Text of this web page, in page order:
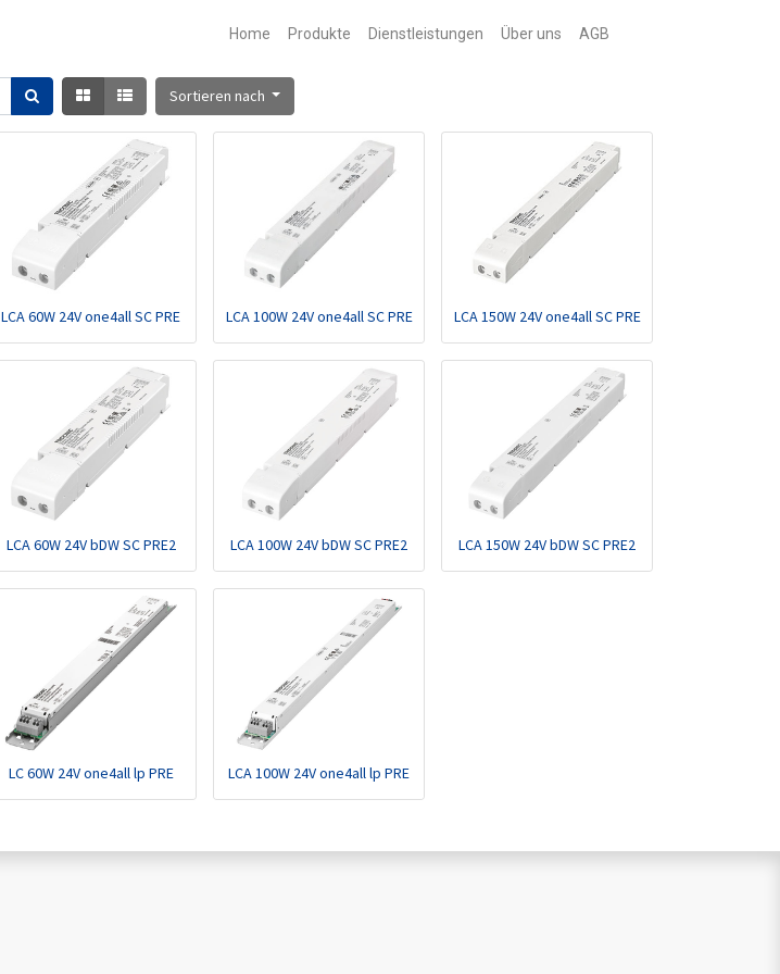
Home Produkte Dienstleistungen Über uns AGB
Sortieren nach
LCA 60W 24V one4all SC PRE LCA 100W 24V one4all SC PRE LCA 150W 24V one4all SC PRE
LCA 60W 24V bDW SC PRE2 LCA 100W 24V bDW SC PRE2 LCA 150W 24V bDW SC PRE2
LC 60W 24V one4all lp PRE LCA 100W 24V one4all lp PRE